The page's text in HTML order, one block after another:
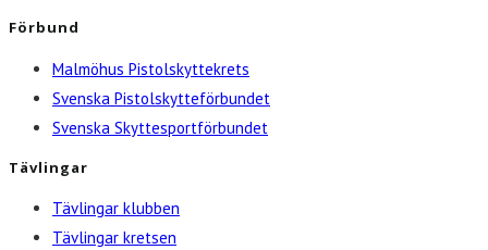
Förbund
Malmöhus Pistolskyttekrets
Svenska Pistolskytteförbundet
Svenska Skyttesportförbundet
Tävlingar
Tävlingar klubben
Tävlingar kretsen